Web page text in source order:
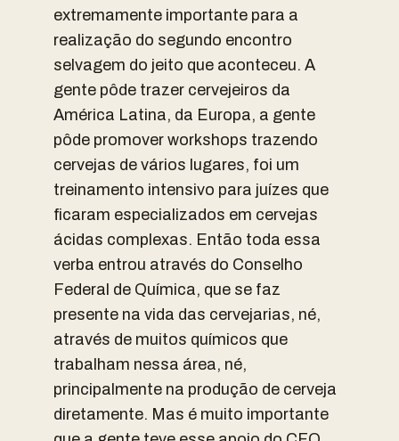
extremamente importante para a
realização do segundo encontro
selvagem do jeito que aconteceu. A
gente pôde trazer cervejeiros da
América Latina, da Europa, a gente
pôde promover workshops trazendo
cervejas de vários lugares, foi um
treinamento intensivo para juízes que
ficaram especializados em cervejas
ácidas complexas. Então toda essa
verba entrou através do Conselho
Federal de Química, que se faz
presente na vida das cervejarias, né,
através de muitos químicos que
trabalham nessa área, né,
principalmente na produção de cerveja
diretamente. Mas é muito importante